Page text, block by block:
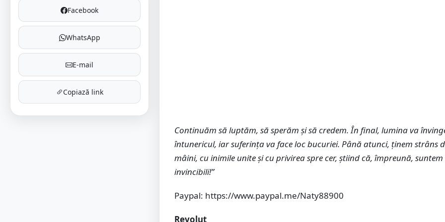
Facebook
WhatsApp
E-mail
Copiază link
Continuăm să luptăm, să sperăm și să credem. În final, lumina va
întunericul, iar suferința va face loc bucuriei. Până atunci, ținem strâns
mâini, cu inimile unite și cu privirea spre cer, știind că, împreună, suntem
invincibili!”
Paypal: https://www.paypal.me/Naty88900
Revolut